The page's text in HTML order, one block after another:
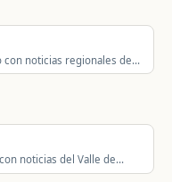
noticias regionales de
noticias del Valle de